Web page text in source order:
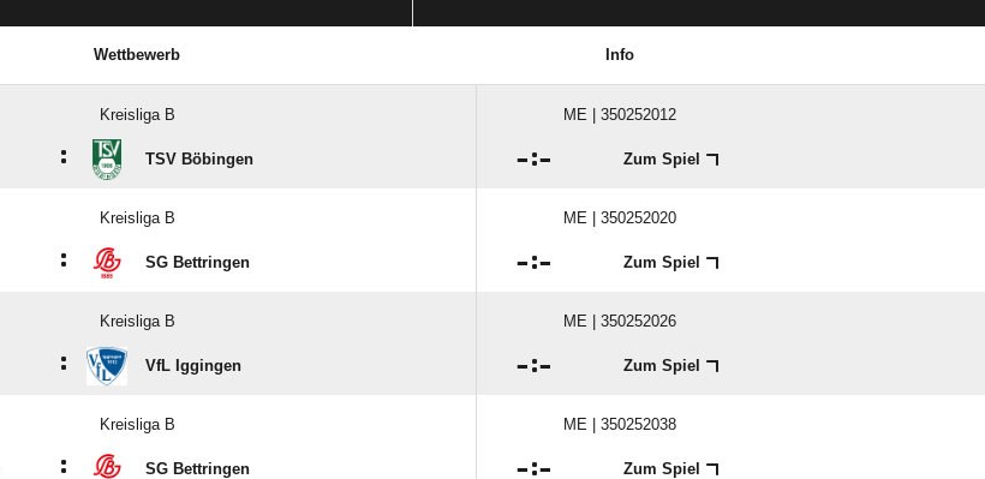
Wettbewerb Info
Kreisliga B ME | 350252012
: TSV Böbingen : Zum Spiel
Kreisliga B ME | 350252020
: SG Bettringen : Zum Spiel
Kreisliga B ME | 350252026
: VfL Iggingen : Zum Spiel
Kreisliga B ME | 350252038
: SG Bettringen : Zum Spiel